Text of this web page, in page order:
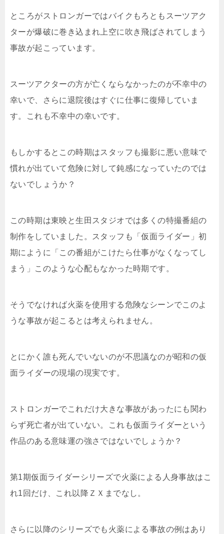
ところがストロンガーではバイクもろともスーツアク
ターが爆破に巻き込まれ上空に吹き飛ばされてしまう
事故が起こっています。
スーツアクターの方が亡くならなかったのが不幸中の
幸いで、さらに退院後はすぐに仕事に復帰していま
す。これも不幸中の幸いです。
もしかするとこの時期はスタッフも撮影に悪い意味で
慣れが出ていて危険に対して鈍感になっていたのでは
ないでしょうか？
この時期は東映と生田スタジオでは多くの特撮番組の
制作をしていました。スタッフも「仮面ライダー」初
期にように「この番組がこけたら仕事がなくなってし
まう」このような心配もなかった時期です。
そうでなければ火薬を使用する危険なシーンでこのよ
うな事故が起こるとは考えられません。
とにかく誰も死んでいないのが不思議なのが昭和の仮
面ライダーの現場の現実です。
ストロンガーでこれだけ大きな事故があったにも関わ
らず死亡者が出ていない。これも仮面ライダーという
作品のある意味運の強さではないでしょうか？
第1期仮面ライダーシリーズで火薬による人身事故はこ
れ1回だけ、これ以降ＺＸまでなし。
さらに以降のシリーズでも火薬による事故の例はあり